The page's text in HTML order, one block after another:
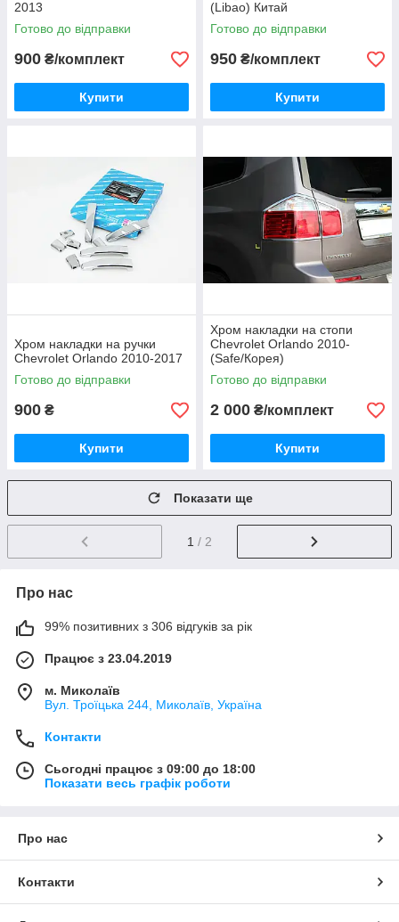
2013
Готово до відправки
900 ₴/комплект
Купити
(Libao) Китай
Готово до відправки
950 ₴/комплект
Купити
Хром накладки на ручки
Chevrolet Orlando 2010-2017
Готово до відправки
900 ₴
Купити
Хром накладки на стопи
Chevrolet Orlando 2010-
(Safe/Корея)
Готово до відправки
2 000 ₴/комплект
Купити
Показати ще
1 / 2
Про нас
99% позитивних з 306 відгуків за рік
Працює з 23.04.2019
м. Миколаїв
Вул. Троїцька 244, Миколаїв, Україна
Контакти
Сьогодні працює з 09:00 до 18:00
Показати весь графік роботи
Про нас
Контакти